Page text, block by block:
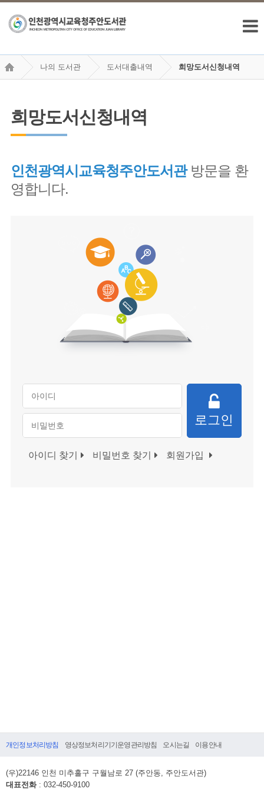
나의 도서관 도서대출내역 희망도서신청내역
희망도서신청내역
인천광역시교육청주안도서관 방문을 환
영합니다.
로그인
아이디 찾기 비밀번호 찾기 회원가입
개인정보처리방침 영상정보처리기기운영관리방침 오시는길 이용안내
(우)22146 인천 미추홀구 구월남로 27 (주안동, 주안도서관)
대표전화: 032-450-9100